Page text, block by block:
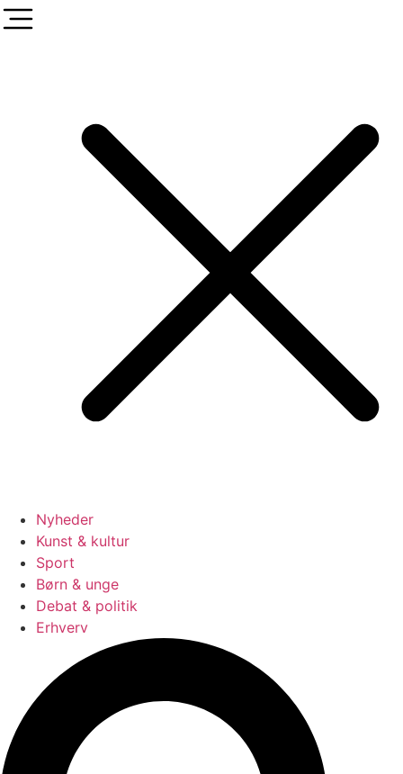
Nyheder
Kunst & kultur
Sport
Børn & unge
Debat & politik
Erhverv